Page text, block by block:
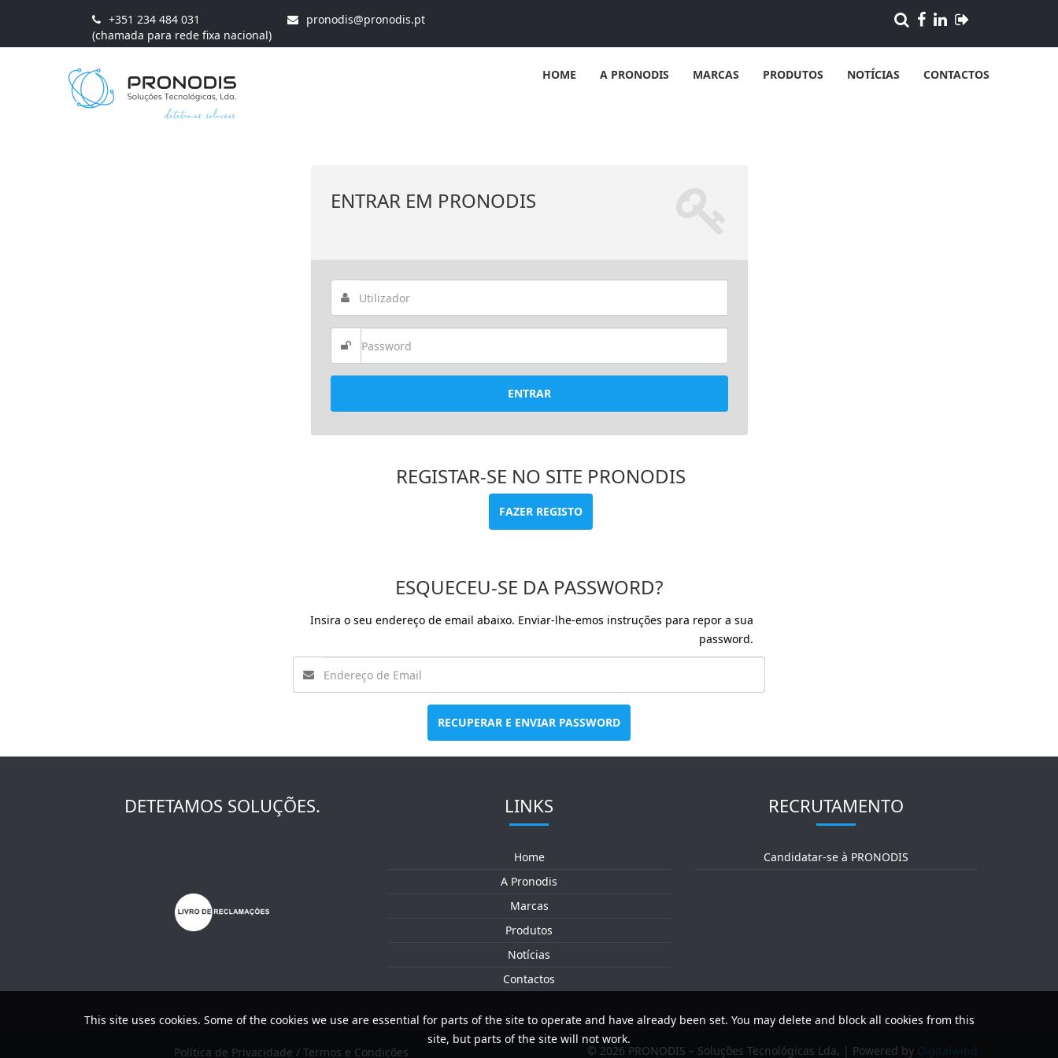
+351 234 484 031
(chamada para rede fixa nacional)
pronodis@pronodis.pt
HOME A PRONODIS MARCAS PRODUTOS NOTÍCIAS CONTACTOS
ENTRAR EM PRONODIS
ENTRAR
REGISTAR-SE NO SITE PRONODIS
FAZER REGISTO
ESQUECEU-SE DA PASSWORD?
Insira o seu endereço de email abaixo. Enviar-lhe-emos instruções para repor a sua
password.
RECUPERAR E ENVIAR PASSWORD
DETETAMOS SOLUÇÕES. LINKS
Home
A Pronodis
Marcas
Produtos
Notícias
Contactos
RECRUTAMENTO
Candidatar-se à PRONODIS
Política de Privacidade / Termos e Condições © 2026 PRONODIS – Soluções Tecnológicas Lda, | Powered by Digitalwind
This site uses cookies. Some of the cookies we use are essential for parts of the site to operate and have already been set. You may delete and block all cookies from this
site, but parts of the site will not work.